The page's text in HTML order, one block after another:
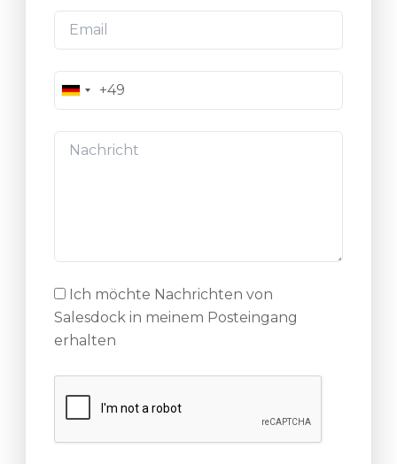
Ich möchte Nachrichten von
Salesdock in meinem Posteingang
erhalten